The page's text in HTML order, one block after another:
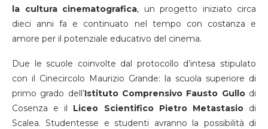
la cultura cinematografica, un progetto iniziato circa
dieci anni fa e continuato nel tempo con costanza e
amore per il potenziale educativo del cinema.
Due le scuole coinvolte dal protocollo d’intesa stipulato
con il Cinecircolo Maurizio Grande: la scuola superiore di
primo grado dell’Istituto Comprensivo Fausto Gullo di
Cosenza e il Liceo Scientifico Pietro Metastasio di
Scalea. Studentesse e studenti avranno la possibilità di